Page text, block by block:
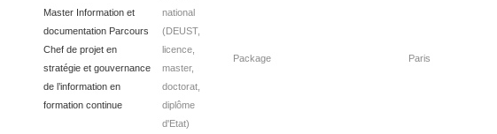
Master Information et
documentation Parcours
Chef de projet en
stratégie et gouvernance
de l’information en
formation continue
national
(DEUST,
licence,
master,
doctorat,
diplôme
d'Etat)
Package Paris